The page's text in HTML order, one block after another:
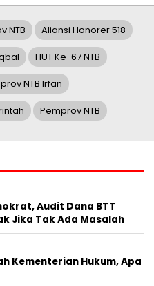
NTB Aliansi Honorer 518
HUT Ke-67 NTB
NTB Irfan
Pemprov NTB
Audit Dana BTT
Jika Tak Ada Masalah
Kementerian Hukum, Apa